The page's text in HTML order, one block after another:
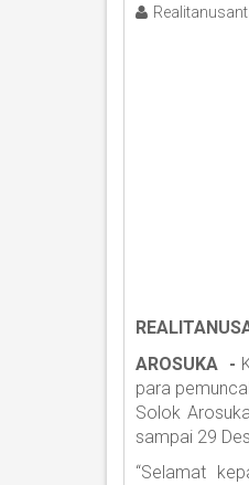
AROSUKA -
para
Solok
sampai 29
“Selamat